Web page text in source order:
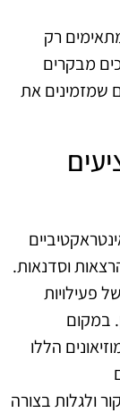
רק
מבקרים
שמזמינים את
וסדנאות.
פעילויות
במקום
הללו
ולגלות בצורה